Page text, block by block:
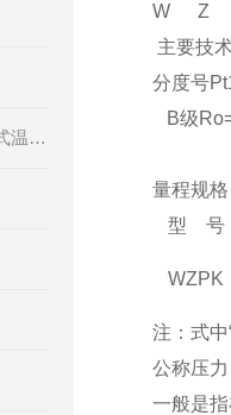
WTY系列全不锈钢液体压力式温度计
W
Z
主要技
分度号
B级
量程规格
型 号
WZPK
注：式
公称压力
一般是